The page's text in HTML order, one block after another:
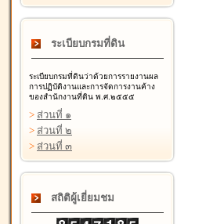
ระเบียบกรมที่ดิน
ระเบียบกรมที่ดินว่าด้วยการรายงานผล
การปฏิบัติงานและการจัดการงานค้าง
ของสำนักงานที่ดิน พ.ศ.๒๕๕๕
> ส่วนที่ ๑
> ส่วนที่ ๒
> ส่วนที่ ๓
สถิติผู้เยี่ยมชม